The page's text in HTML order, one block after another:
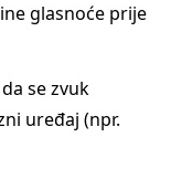
glasnoće prije
se zvuk
uređaj (npr.